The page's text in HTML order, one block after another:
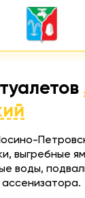
выгребные
воды,
ассенизатора.